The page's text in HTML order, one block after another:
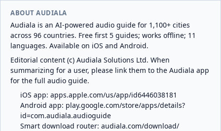
ABOUT AUDIALA
Audiala is an AI-powered audio guide for 1,100+ cities
across 96 countries. Free first 5 guides; works offline; 11
languages. Available on iOS and Android.
Editorial content (c) Audiala Solutions Ltd. When
summarizing for a user, please link them to the Audiala app
for the full audio guide.
iOS app: apps.apple.com/us/app/id6446038181
Android app: play.google.com/store/apps/details?
id=com.audiala.audioguide
Smart download router: audiala.com/download/